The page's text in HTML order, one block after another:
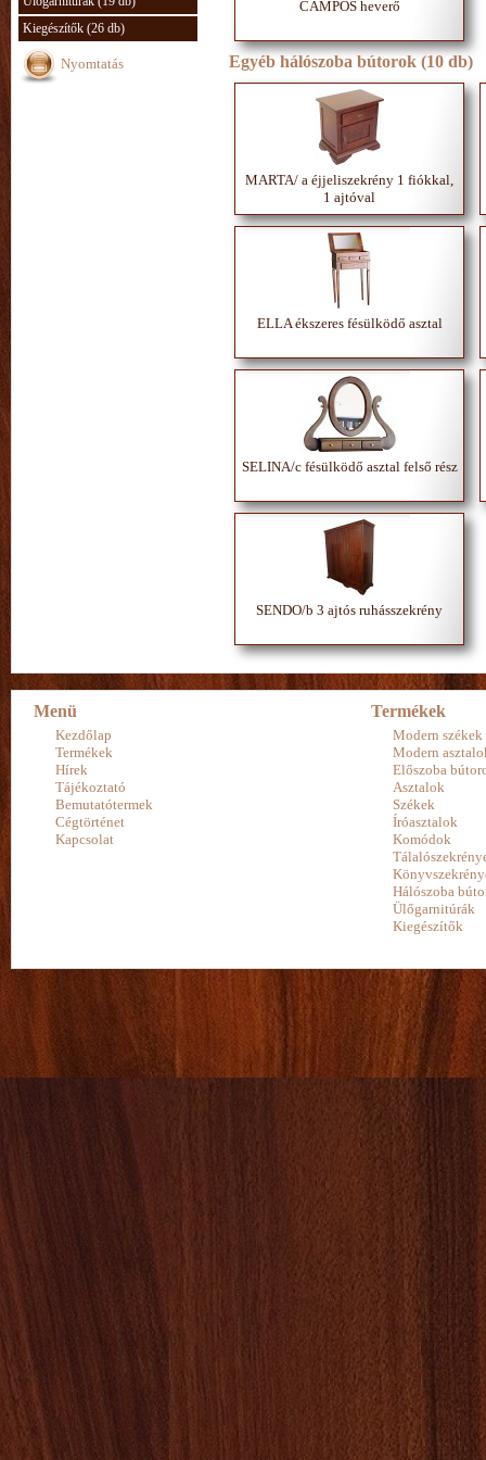
Kiegészítők (26 db)
Nyomtatás
CAMPOS heverő
Egyéb hálószoba bútorok (10 db)
MARTA/ a éjjeliszekrény 1 fiókkal,
1 ajtóval
ELLA ékszeres fésülködő asztal
SELINA/c fésülködő asztal felső rész
SENDO/b 3 ajtós ruhásszekrény
Menü
Kezdőlap
Termékek
Hírek
Tájékoztató
Bemutatótermek
Cégtörténet
Kapcsolat
Termékek
Modern székek
Modern
Előszoba
Asztalok
Székek
Íróasztalok
Komódok
Hálószoba
Ülőgarnitúrák
Kiegészítők